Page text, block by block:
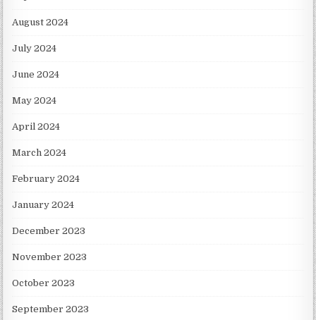
August 2024
July 2024
June 2024
May 2024
April 2024
March 2024
February 2024
January 2024
December 2023
November 2023
October 2023
September 2023